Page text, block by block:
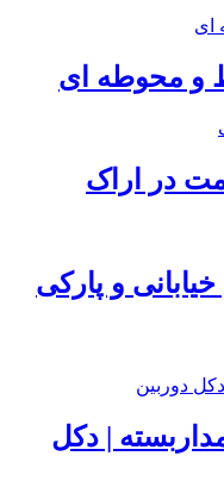
و محوطه ای
در اراک
و پارکی
| دکل